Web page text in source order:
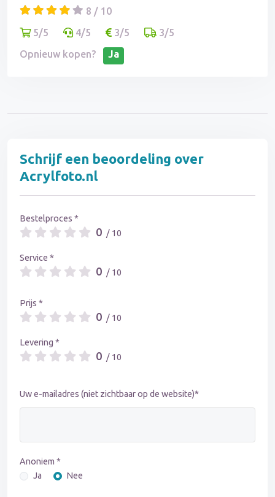
8 / 10
5/5
4/5 3/5
3/5
Opnieuw kopen?
Ja
Schrijf een beoordeling over
Acrylfoto.nl
Bestelproces *
0 / 10
Service *
0 / 10
Prijs *
0 / 10
Levering *
0 / 10
Uw e-mailadres (niet zichtbaar op de website)*
Anoniem *
Ja
Nee